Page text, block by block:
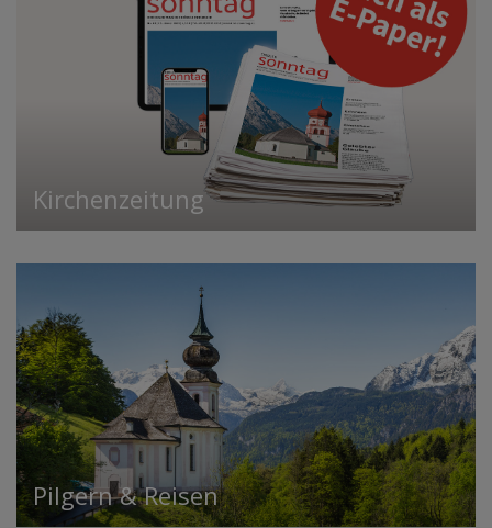
Kirchenzeitung
Pilgern & Reisen